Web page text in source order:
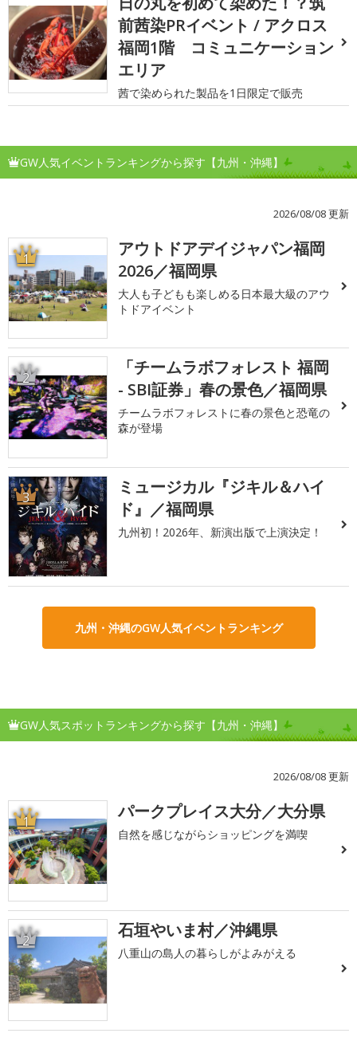
前茜染PRイベント / アクロス
福岡1階 コミュニケーション
エリア
茜で染められた製品を1日限定で販売
GW人気イベントランキングから探す【九州・沖縄】
2026/08/08 更新
1
アウトドアデイジャパン福岡
2026／福岡県
大人も子どもも楽しめる日本最大級のアウ
トドアイベント
2
「チームラボフォレスト 福岡
- SBI証券」春の景色／福岡県
チームラボフォレストに春の景色と恐竜の
森が登場
3
ミュージカル『ジキル＆ハイ
ド』／福岡県
九州初！2026年、新演出版で上演決定！
九州・沖縄のGW人気イベントランキング
GW人気スポットランキングから探す【九州・沖縄】
2026/08/08 更新
1 パークプレイス大分／大分県
自然を感じながらショッピングを満喫
2 石垣やいま村／沖縄県
八重山の島人の暮らしがよみがえる